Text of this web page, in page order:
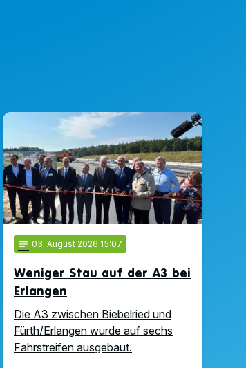
notes 03. August 2026 15:07
Weniger Stau auf der A3 bei
Erlangen
Die A3 zwischen Biebelried und
Fürth/Erlangen wurde auf sechs
Fahrstreifen ausgebaut.